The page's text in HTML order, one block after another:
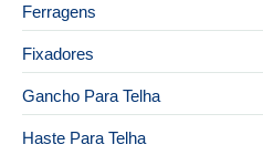
Ferragens
Fixadores
Gancho Para Telha
Haste Para Telha